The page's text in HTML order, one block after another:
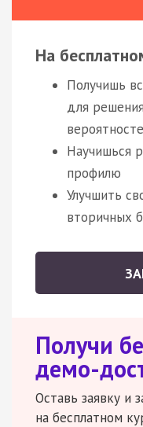
На
Получишь
для
Научишься
профилю
Улучшить
вторичных
Получи
демо-
Оставь заявку и
на бесплатном